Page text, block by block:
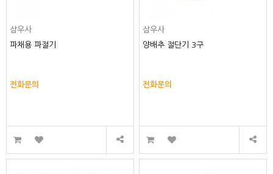
삼우사
파채용 파절기
전화문의
삼우사
양배추 절단기 3구
전화문의